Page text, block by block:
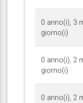
0 anno(i), 3
giorno(i)
0 anno(i), 2
giorno(i)
0 anno(i), 2